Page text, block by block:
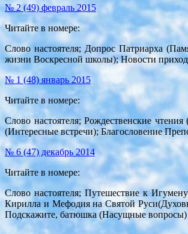
№ 2 (49) февраль 2015
Читайте в номере:
Слово настоятеля; Допрос Патриарха
жизни Воскресной школы); Новости
№ 1 (48) январь 2015
Читайте в номере:
Слово настоятеля; Рождественские
(Интересные встречи); Благословение
№ 6 (47) декабрь 2014
Читайте в номере:
Слово настоятеля; Путешествие к
Кирилла и Мефодия на Святой
Подскажите, батюшка (Насущные